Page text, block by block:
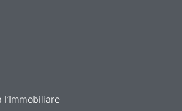
l’Immobiliare